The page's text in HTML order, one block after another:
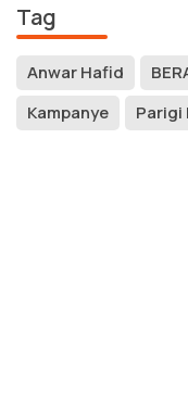
Tag
Anwar Hafid
Kampanye